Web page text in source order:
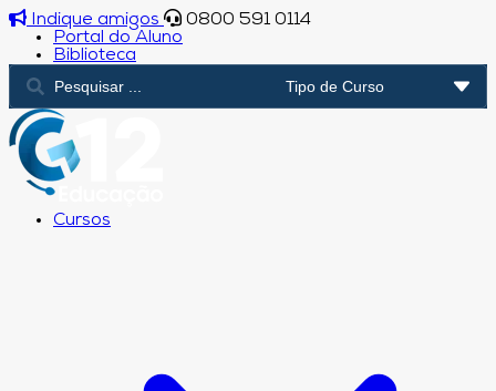
Indique amigos
0800 591 0114
Portal do Aluno
Biblioteca
Cursos